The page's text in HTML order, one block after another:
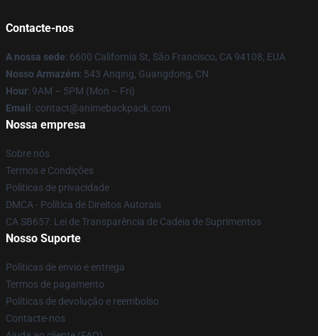
Contacte-nos
A nossa sede: 6600 California St, São Francisco, CA 94108, EUA
Nosso Armazém: 543 Anqing, Guangdong, CN
Hour: 9AM – 5PM (Mon – Fri)
Email : contact@animebackpack.com
Nossa empresa
Sobre nós
Termos e Condições
Políticas de privacidade
DMCA - Política de Direitos Autorais
CA SB657: Lei de Transparência de Cadeia de Suprimentos
Nosso Suporte
Políticas de envio e entrega
Termos de pagamento
Políticas de devolução e reembolso
Contacte-nos